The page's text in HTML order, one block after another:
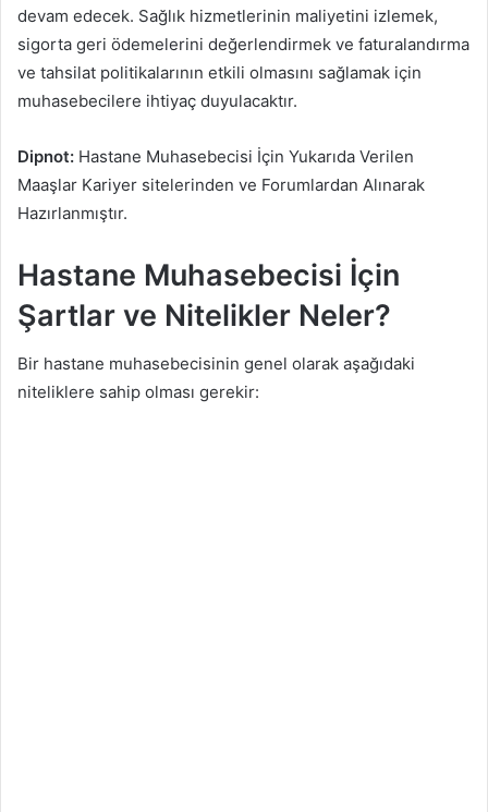
devam edecek. Sağlık hizmetlerinin maliyetini izlemek,
sigorta geri ödemelerini değerlendirmek ve faturalandırma
ve tahsilat politikalarının etkili olmasını sağlamak için
muhasebecilere ihtiyaç duyulacaktır.
Dipnot: Hastane Muhasebecisi İçin Yukarıda Verilen
Maaşlar Kariyer sitelerinden ve Forumlardan Alınarak
Hazırlanmıştır.
Hastane Muhasebecisi İçin
Şartlar ve Nitelikler Neler?
Bir hastane muhasebecisinin genel olarak aşağıdaki
niteliklere sahip olması gerekir: